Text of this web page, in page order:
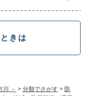
－ > 分類でさがす > 防
きは